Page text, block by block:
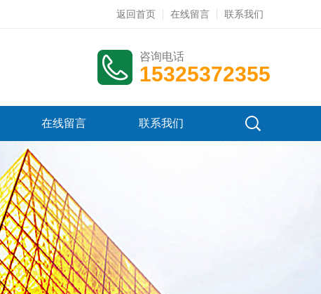
返回首页 在线留言 联系我们
咨询电话
15325372355
在线留言 联系我们